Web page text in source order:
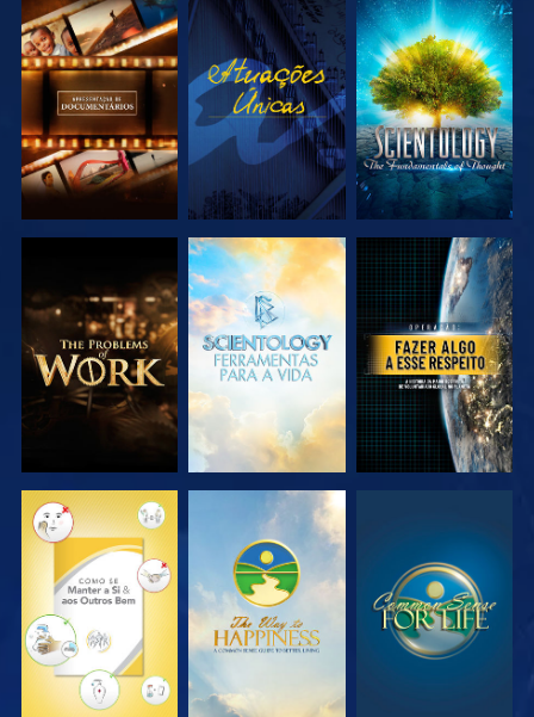
EXPLORAR A
SÉRIE
VER
EXPLORAR A
SÉRIE
EXPLORAR A
SÉRIE
EXPLORAR A
SÉRIE
VER
VER VER VER